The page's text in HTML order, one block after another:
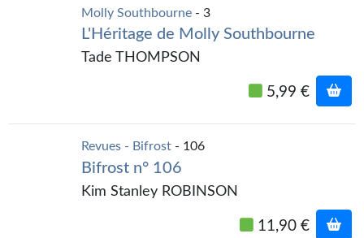
LE BLOG BIFROST
Journal d'un homme des bois
Molly Southbourne - 3
L'Héritage de Molly Southbourne
Tade THOMPSON
5,99 €
Revues - Bifrost - 106
Bifrost n° 106
Kim Stanley ROBINSON
11,90 €